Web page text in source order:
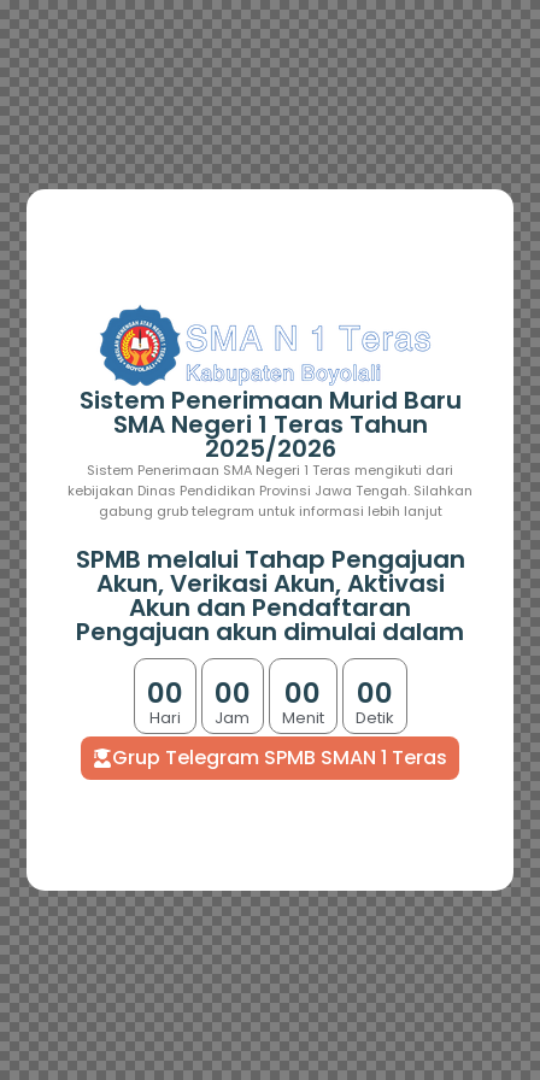
Sistem Penerimaan Murid Baru
SMA Negeri 1 Teras Tahun
2025/2026
Sistem Penerimaan SMA Negeri 1 Teras mengikuti dari
kebijakan Dinas Pendidikan Provinsi Jawa Tengah. Silahkan
gabung grub telegram untuk informasi lebih lanjut
SPMB melalui Tahap Pengajuan
Akun, Verikasi Akun, Aktivasi
Akun dan Pendaftaran
Pengajuan akun dimulai dalam
00
Hari
00
Jam
00
Menit
00
Detik
Grup Telegram SPMB SMAN 1 Teras